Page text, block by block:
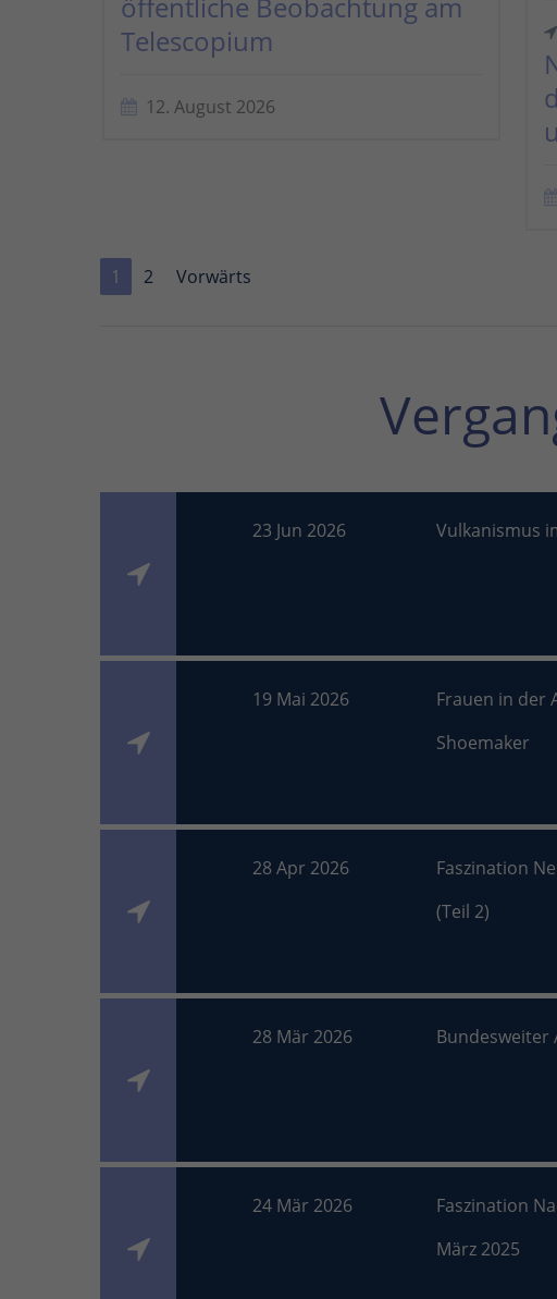
Telescopium
12. August 2026
1 2 Vorwärts
23 Jun 2026 Vulkanismus
19 Mai 2026
Frauen in der
Shoemaker
28 Apr 2026
Faszination
(Teil 2)
28 Mär 2026 Bundesweiter
24 Mär 2026
Faszination
März 2025